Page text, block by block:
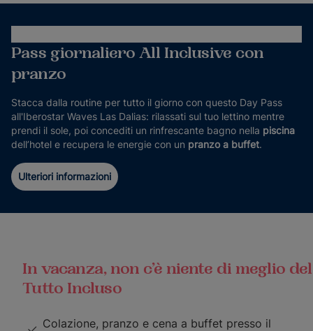
Pass giornaliero All Inclusive con
pranzo
Stacca dalla routine per tutto il giorno con questo Day Pass
all'Iberostar Waves Las Dalias: rilassati sul tuo lettino mentre
prendi il sole, poi concediti un rinfrescante bagno nella piscina
dell’hotel e recupera le energie con un pranzo a buffet.
Ulteriori informazioni
In vacanza, non c’è niente di meglio del
Tutto Incluso
Colazione, pranzo e cena a buffet presso il